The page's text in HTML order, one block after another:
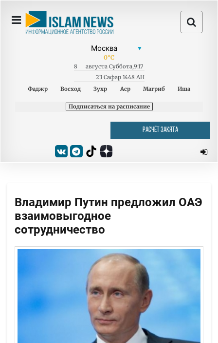
0°C
8 августа Суббота,9:17
23 Сафар 1448 AH
Фаджр
Восход Зухр Аср Магриб Иша
Подписаться на расписание
РАСЧЁТ ЗАКЯТА
Владимир Путин предложил ОАЭ
взаимовыгодное
сотрудничество